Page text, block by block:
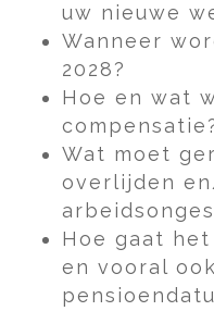
uw nieuwe
Wanneer
2028?
Hoe en wat
Wat moet
overlijden
Hoe gaat
en vooral